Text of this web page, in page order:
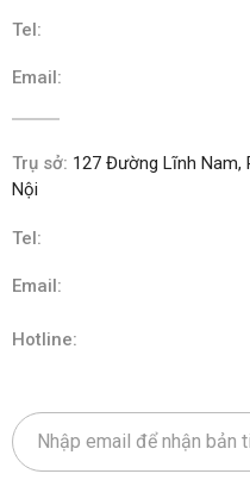
Tel:
Email:
Trụ sở: 127 Đường Lĩnh Nam,
Nội
Tel:
Email:
Hotline: